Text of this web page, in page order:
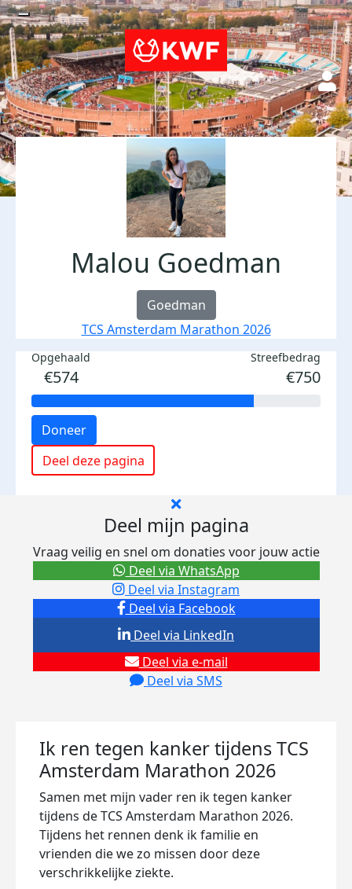
Malou Goedman
Goedman
TCS Amsterdam Marathon 2026
Opgehaald
€574
Streefbedrag
€750
Doneer
Deel deze pagina
Deel mijn pagina
Vraag veilig en snel om donaties voor jouw actie
Deel via Facebook
Deel via Instagram
Deel via e-mail
Deel via SMS
Deel via LinkedIn
Deel via WhatsApp
Ik ren tegen kanker tijdens TCS
Amsterdam Marathon 2026
Samen met mijn vader ren ik tegen kanker
tijdens de TCS Amsterdam Marathon 2026.
Tijdens het rennen denk ik familie en
vrienden die we zo missen door deze
verschrikkelijke ziekte.